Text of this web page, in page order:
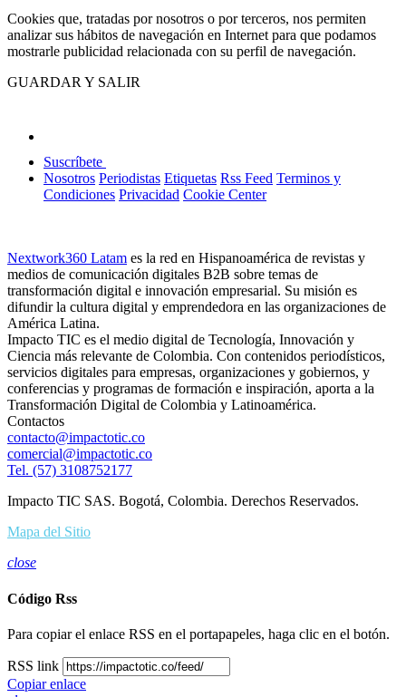
Cookies que, tratadas por nosotros o por terceros, nos permiten
analizar sus hábitos de navegación en Internet para que podamos
mostrarle publicidad relacionada con su perfil de navegación.
GUARDAR Y SALIR
Suscríbete
Nosotros Periodistas Etiquetas Rss Feed Terminos y
Condiciones Privacidad Cookie Center
Nextwork360 Latam es la red en Hispanoamérica de revistas y
medios de comunicación digitales B2B sobre temas de
transformación digital e innovación empresarial. Su misión es
difundir la cultura digital y emprendedora en las organizaciones de
América Latina.
Impacto TIC es el medio digital de Tecnología, Innovación y
Ciencia más relevante de Colombia. Con contenidos periodísticos,
servicios digitales para empresas, organizaciones y gobiernos, y
conferencias y programas de formación e inspiración, aporta a la
Transformación Digital de Colombia y Latinoamérica.
Contactos
contacto@impactotic.co
comercial@impactotic.co
Tel. (57) 3108752177
Impacto TIC SAS. Bogotá, Colombia. Derechos Reservados.
Mapa del Sitio
close
Código Rss
Para copiar el enlace RSS en el portapapeles, haga clic en el botón.
RSS link
Copiar enlace